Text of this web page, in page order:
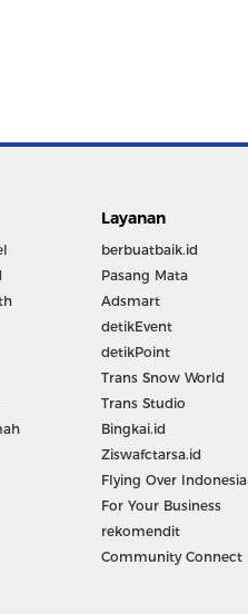
Layanan
berbuatbaik.id
Pasang Mata
Adsmart
detikEvent
detikPoint
Trans Snow World
Trans Studio
Bingkai.id
Ziswafctarsa.id
Flying Over Indonesia
For Your Business
rekomendit
Community Connect